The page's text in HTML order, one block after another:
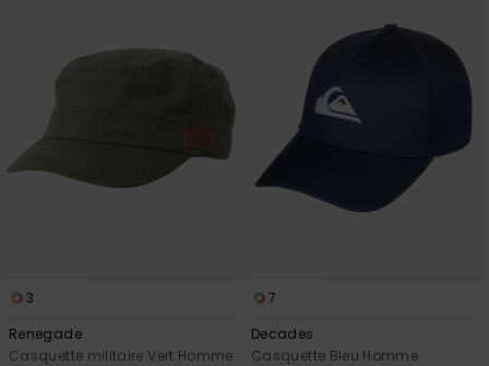
3
Renegade
Casquette militaire Vert Homme
7
Decades
Casquette Bleu Homme